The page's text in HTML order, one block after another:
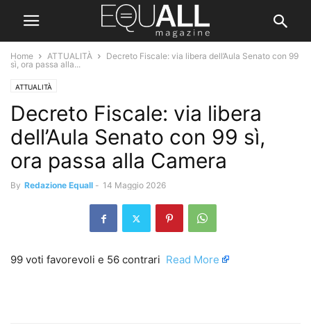
Home ATTUALITÀ
Decreto Fiscale: via libera dell’Aula Senato con 99
sì, ora passa alla...
ATTUALITÀ
Decreto Fiscale: via libera
dell’Aula Senato con 99 sì,
ora passa alla Camera
By Redazione Equall - 14 Maggio 2026
99 voti favorevoli e 56 contrari ​ Read More